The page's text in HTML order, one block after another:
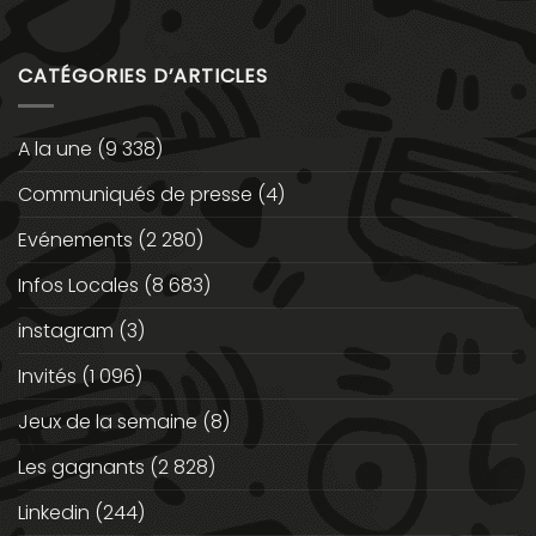
CATÉGORIES D’ARTICLES
A la une (9 338)
Communiqués de presse (4)
Evénements (2 280)
Infos Locales (8 683)
instagram (3)
Invités (1 096)
Jeux de la semaine (8)
Les gagnants (2 828)
Linkedin (244)